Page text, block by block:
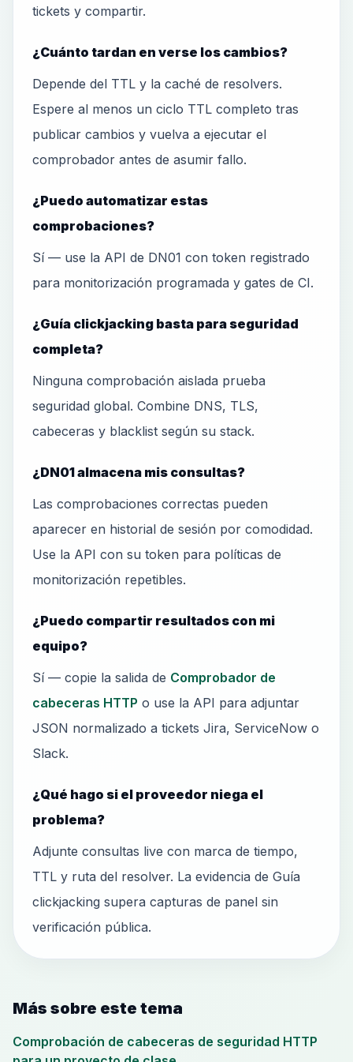
tickets y compartir.
¿Cuánto tardan en verse los cambios?
Depende del TTL y la caché de resolvers.
Espere al menos un ciclo TTL completo tras
publicar cambios y vuelva a ejecutar el
comprobador antes de asumir fallo.
¿Puedo automatizar estas
comprobaciones?
Sí — use la API de DN01 con token registrado
para monitorización programada y gates de CI.
¿Guía clickjacking basta para seguridad
completa?
Ninguna comprobación aislada prueba
seguridad global. Combine DNS, TLS,
cabeceras y blacklist según su stack.
¿DN01 almacena mis consultas?
Las comprobaciones correctas pueden
aparecer en historial de sesión por comodidad.
Use la API con su token para políticas de
monitorización repetibles.
¿Puedo compartir resultados con mi
equipo?
Sí — copie la salida de Comprobador de
cabeceras HTTP o use la API para adjuntar
JSON normalizado a tickets Jira, ServiceNow o
Slack.
¿Qué hago si el proveedor niega el
problema?
Adjunte consultas live con marca de tiempo,
TTL y ruta del resolver. La evidencia de Guía
clickjacking supera capturas de panel sin
verificación pública.
Más sobre este tema
Comprobación de cabeceras de seguridad HTTP